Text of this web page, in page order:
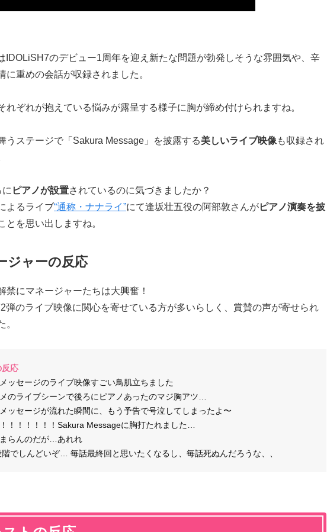
IDOLiSH7のデビュー1周年を迎え新たな問題が勃発しそうな雰囲気や、辛
に重めの会話が収録されました。
れぞれが抱えている悩みが露呈する様子に胸が締め付けられますね。
うステージで「Sakura Message」を披露する美しいライブ映像 も収録され
ピアノが設置されているのに気づきましたか？
よるライブ“通称・ナナライ”にて逢坂壮五役の阿部敦さんがピアノ演奏を披
とを思い出しますね。
ジャーの反応
禁にマネージャーたちは大興奮！
弾のライブ映像に関心を寄せている方が多いらしく、賞賛の声が寄せられ
。
応
メッセージのライブ映像すごい鳥肌立ちました
メのライブシーンで後ろにピアノあったのマジ胸アツ…
メッセージが流れた瞬間に、もう予告で号泣してしまったよ〜
！！！！！！！Sakura Messageに胸打たれました…
まらんのだが…あれれ
階でしんどいぞ… 毎話最終回と思いたくなるし、毎話死ぬんだろうな、、